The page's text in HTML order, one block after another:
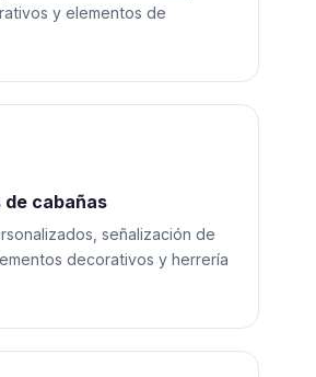
y elementos de
de cabañas
señalización de
decorativos y herrería